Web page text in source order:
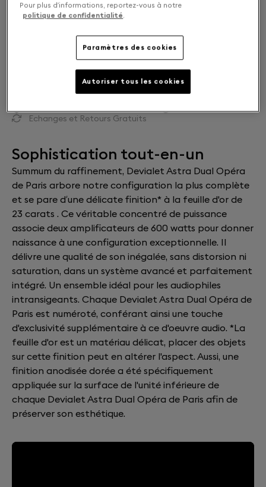
SOLO
Livraison estimée : 16 août 2026
Echanges et Retours Gratuits
Sophistication tout-en-un
Summum du raffinement, Devialet Astra Dual Opéra
de Paris arbore notre configuration la plus complète
et se pare d’une délicate finition* à la feuille d'or de
23 carats . Ce véritable concentré de puissance
associe deux amplificateurs de 600 watts pour donner
naissance à une configuration exceptionnelle. Il
délivre une qualité de son inégalée, sans distorsion ni
saturation, dans un système avancé et parfaitement
intégré. Un ensemble idéal pour les audiophiles
intransigeants. Chaque Devialet Astra Dual Opéra de
Paris est numéroté, conférant ainsi une touche
d'exclusivité supplémentaire à ce d'oeuvre audio. *La
feuille d'or est un matériau délicat, placer des objets
sur cette finition peut en altérer l'aspect. Aussi, une
finition anodisée dorée a été spécifiquement
appliquée sur la surface de l'unité inférieure de
chaque Devialet Astra Dual Opéra de Paris afin de
préserver son esthétique.
Pour plus d’informations, reportez-vous à notre
politique de confidentialité.
Paramètres des cookies
Autoriser tous les cookies